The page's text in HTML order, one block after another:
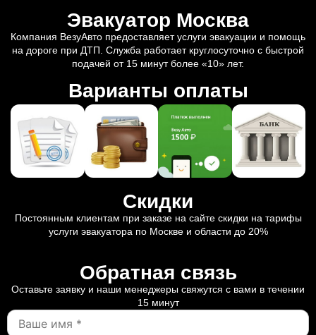
Эвакуатор Москва
Компания ВезуАвто предоставляет услуги эвакуации и помощь
на дороге при ДТП. Служба работает круглосуточно с быстрой
подачей от 15 минут более «10» лет.
Варианты оплаты
Скидки
Постоянным клиентам при заказе на сайте скидки на тарифы
услуги эвакуатора по Москве и области до 20%
Обратная связь
Оставьте заявку и наши менеджеры свяжутся с вами в течении
15 минут